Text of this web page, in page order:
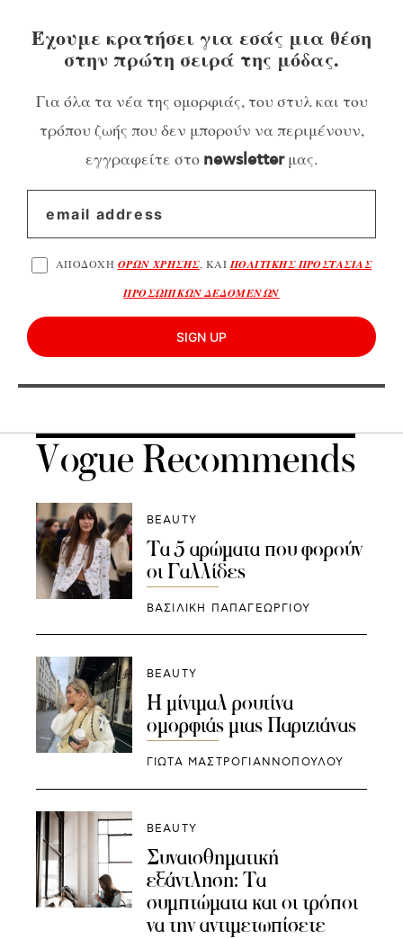
Έχουμε κρατήσει για εσάς μια θέση
στην πρώτη σειρά της μόδας.
Για όλα τα νέα της ομορφιάς, του στυλ και του
τρόπου ζωής που δεν μπορούν να περιμένουν,
εγγραφείτε στο newsletterμας.
ΑΠΟΔΟΧΗ ΟΡΩΝ ΧΡΗΣΗΣ, ΚΑΙ ΠΟΛΙΤΙΚΗΣ ΠΡΟΣΤΑΣΙΑΣ
ΠΡΟΣΩΠΙΚΩΝ ΔΕΔΟΜΕΝΩΝ
SIGN UP
Vogue Recommends
BEAUTY
Τα 5 αρώματα που φορούν
οι Γαλλίδες
ΒΑΣΙΛΙΚΗ ΠΑΠΑΓΕΩΡΓΙΟΥ
BEAUTY
Η μίνιμαλ ρουτίνα
ομορφιάς μιας Παριζιάνας
ΓΙΩΤΑ ΜΑΣΤΡΟΓΙΑΝΝΟΠΟΥΛΟΥ
BEAUTY
Συναισθηματική
εξάντληση: Τα
συμπτώματα και οι τρόποι
να την αντιμετωπίσετε